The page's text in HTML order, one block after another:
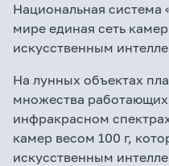
Национальная система
мире единая сеть
искусственным
На лунных объектах
множества
инфракрасном
камер весом 100 г,
искусственным